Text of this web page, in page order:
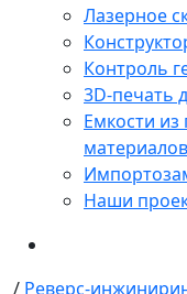
Лазерное
Контроль
3D-печать
Емкости
материалов
Наши
/ Реверс-